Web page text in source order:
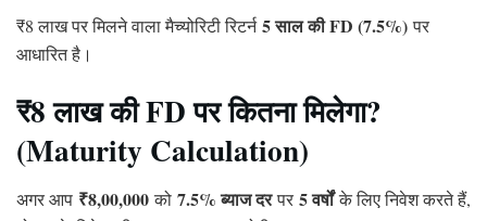
₹8 लाख पर मिलने वाला मैच्योरिटी रिटर्न5 साल की FD (7.5%)पर
आधारित है।
₹8 लाख की FD पर कितना मिलेगा?
(Maturity Calculation)
अगर आप ₹8,00,000को 7.5% ब्याज दरपर 5 वर्षोंके लिए निवेश करते हैं,